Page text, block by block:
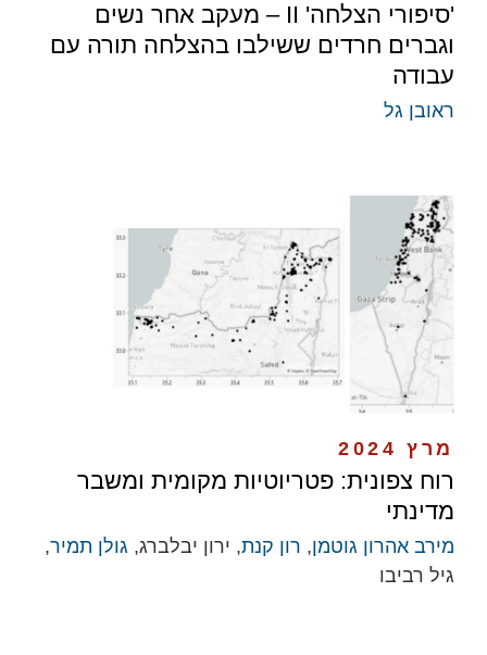
​'סיפורי הצלחה' II – ​מעקב אחר נשים
וגברים חרדים ​ששילבו בהצלחה תורה עם
עבודה
ראובן גל
מרץ 2024
רוח צפונית: פטריוטיות מקומית ומשבר
מדינתי
מירב אהרון גוטמן, רון קנת, ירון יבלברג, גולן תמיר,
גיל רביבו